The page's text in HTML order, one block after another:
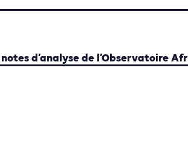
d’analyse de l’Observatoire